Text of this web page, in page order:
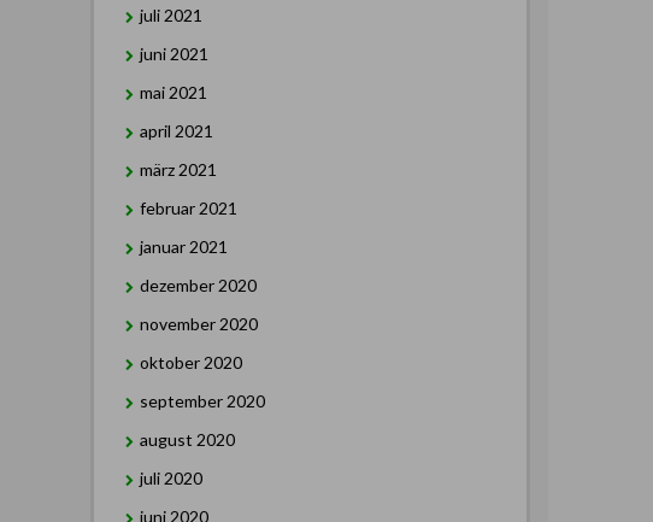
juli 2021
juni 2021
mai 2021
april 2021
märz 2021
februar 2021
januar 2021
dezember 2020
november 2020
oktober 2020
september 2020
august 2020
juli 2020
juni 2020